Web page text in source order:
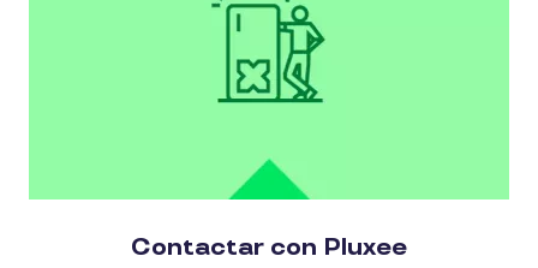
Contactar con Pluxee